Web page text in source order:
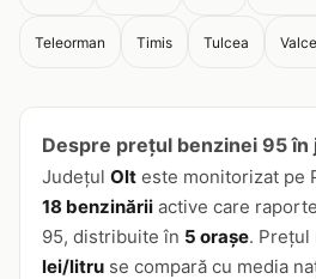
Teleorman Timis Tulcea
Despre prețul benzinei 95 în
Județul Olt este monitorizat pe
18 benzinării active care
95, distribuite în 5 orașe. Prețul
lei/litru se compară cu media